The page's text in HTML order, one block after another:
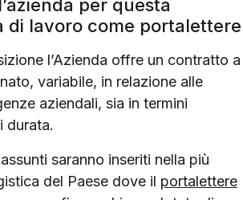
per questa
di lavoro come portalettere
l’Azienda offre un contratto a
variabile, in relazione alle
aziendali, sia in termini
durata.
saranno inseriti nella più
del Paese dove il portalettere